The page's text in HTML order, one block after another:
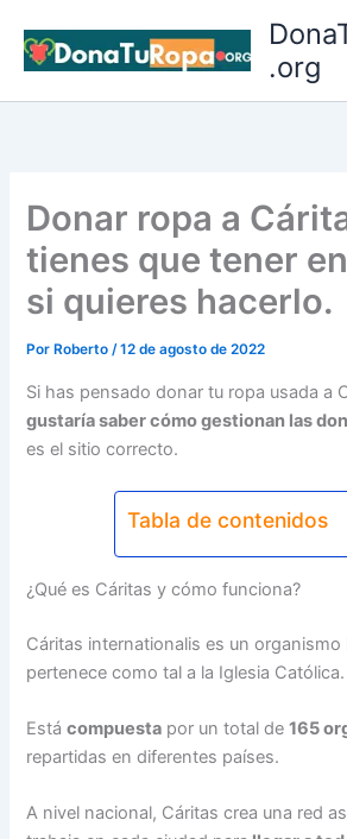
contenido
.org
Donar ropa a
tienes que tener
si quieres hacerlo.
Por Roberto/12 de agosto de 2022
Si has pensado donar tu ropa usada a
gustaría saber cómo gestionan las
es el sitio correcto.
Tabla de contenidos
¿Qué es Cáritas y cómo funciona?
Cáritas internationalis es un
pertenece como tal a la Iglesia Católica.
Estácompuesta por un total de165
repartidas en diferentes países.
A nivel nacional, Cáritas crea una red